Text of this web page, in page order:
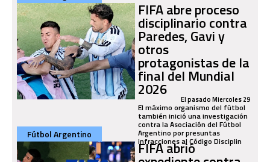
FIFA abre proceso
disciplinario contra
Paredes, Gavi y
otros
protagonistas de la
final del Mundial
2026 El pasado Miercoles 29
El máximo organismo del fútbol
también inició una investigación
contra la Asociación del Fútbol
Argentino por presuntas
infracciones al Código Disciplin
Fútbol Argentino
FIFA abrió